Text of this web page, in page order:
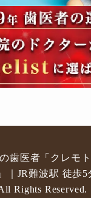
歯医者「クレモ
｜JR難波駅 徒歩5
Rights Reserved.